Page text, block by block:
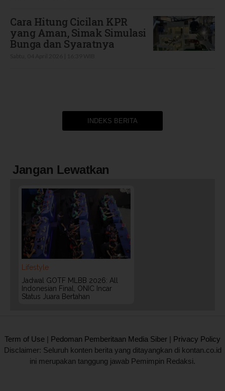
Cara Hitung Cicilan KPR
yang Aman, Simak Simulasi
Bunga dan Syaratnya
INDEKS BERITA
Jangan Lewatkan
Lifestyle
Jadwal GOTF MLBB 2026: All
Indonesian Final, ONIC Incar
Status Juara Bertahan
Term of Use | Pedoman Pemberitaan Media Siber | Privacy Policy
Disclaimer: Seluruh konten berita yang ditayangkan di kontan.co.id
ini merupakan tanggung jawab Pemimpin Redaksi.